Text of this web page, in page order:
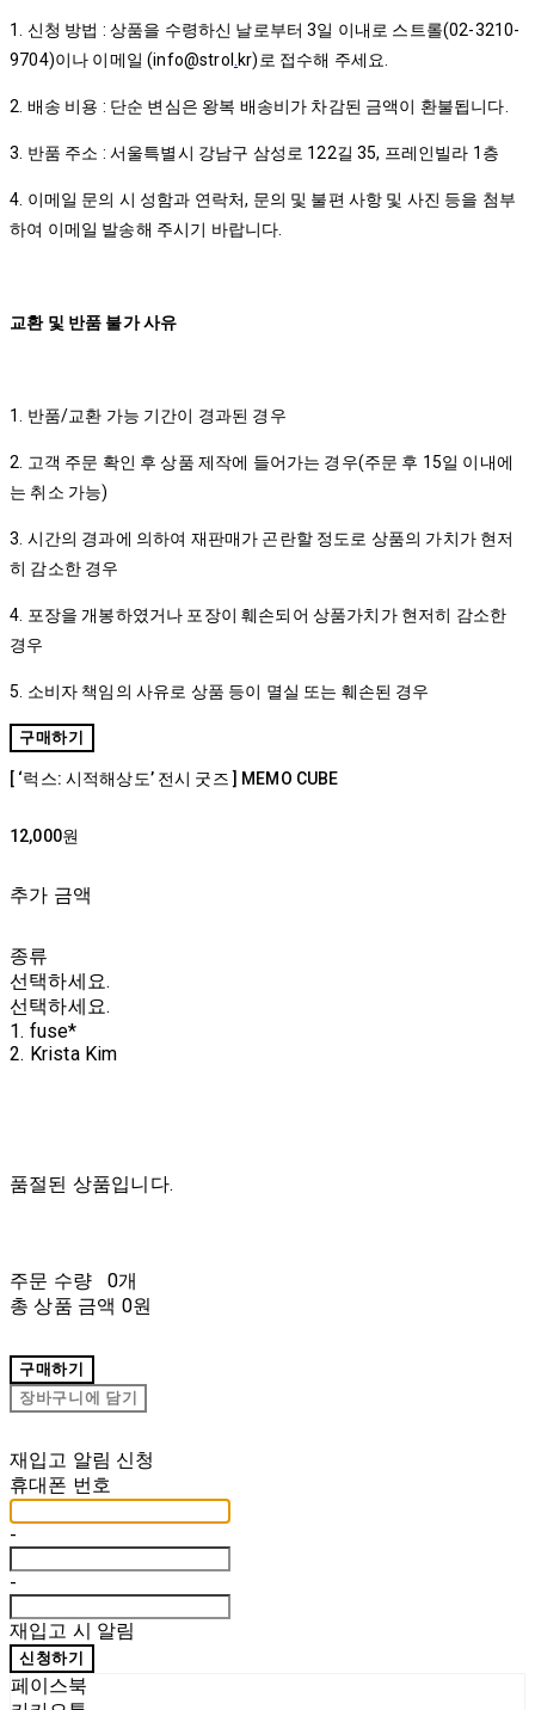
1. 신청 방법 : 상품을 수령하신 날로부터 3일 이내로 스트롤(02-3210-
9704)이나 이메일 (info@strol kr)로 접수해 주세요.
2. 배송 비용 : 단순 변심은 왕복 배송비가 차감된 금액이 환불됩니다.
3. 반품 주소 : 서울특별시 강남구 삼성로 122길 35, 프레인빌라 1층
4. 이메일 문의 시 성함과 연락처, 문의 및 불편 사항 및 사진 등을 첨부
하여 이메일 발송해 주시기 바랍니다.
교환 및 반품 불가 사유
1. 반품/교환 가능 기간이 경과된 경우
2. 고객 주문 확인 후 상품 제작에 들어가는 경우(주문 후 15일 이내에
는 취소 가능)
3. 시간의 경과에 의하여 재판매가 곤란할 정도로 상품의 가치가 현저
히 감소한 경우
4. 포장을 개봉하였거나 포장이 훼손되어 상품가치가 현저히 감소한
경우
5. 소비자 책임의 사유로 상품 등이 멸실 또는 훼손된 경우
구매하기
[ ‘럭스: 시적해상도’ 전시 굿즈 ] MEMO CUBE
12,000원
추가 금액
종류
선택하세요.
선택하세요.
1. fuse*
2. Krista Kim
품절된 상품입니다.
주문 수량
0개
총 상품 금액 0원
구매하기
장바구니에 담기
재입고 알림 신청
휴대폰 번호
-
-
재입고 시 알림
신청하기
페이스북